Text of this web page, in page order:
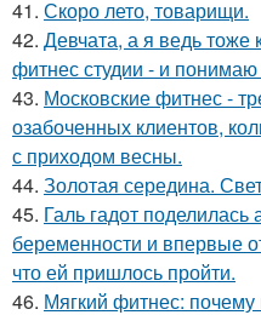
41. Скоро лето, товарищи.
42. Девчата, а я ведь тоже
фитнес студии - и понимаю
43. Московские фитнес -
озабоченных клиентов,
с приходом весны.
44. Золотая середина.
45. Галь гадот
беременности и впервые
что ей пришлось пройти.
46. Мягкий фитнес: